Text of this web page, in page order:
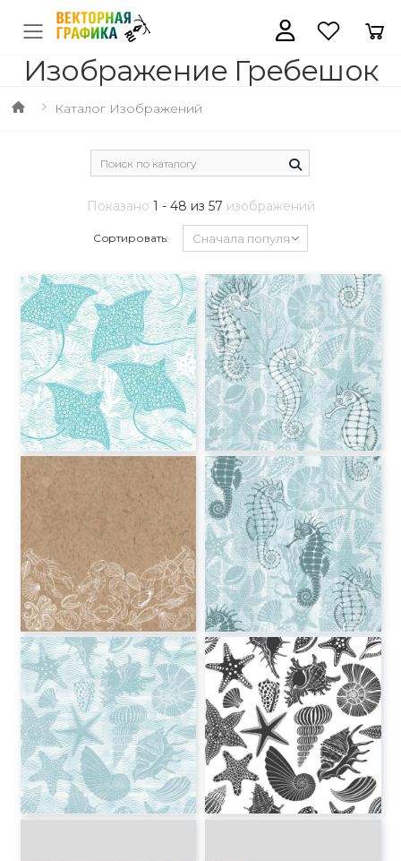
Изображение Гребешок
Каталог Изображений
Показано 1 - 48 из 57 изображений
Сортировать: